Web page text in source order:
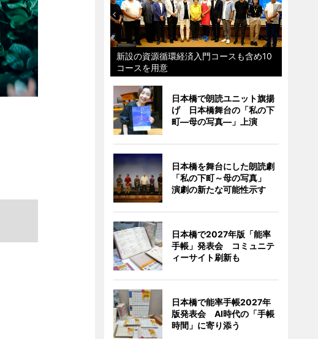
新設の資源循環経済入門コースも含め10
コースを用意
日本橋で朗読ユニット旗揚
げ 日本橋舞台の「私の下
町―母の写真―」上演
日本橋を舞台にした朗読劇
「私の下町～母の写真」
演劇の新たな可能性示す
日本橋で2027年版「能率
手帳」発表会 コミュニテ
ィーサイト刷新も
日本橋で能率手帳2027年
版発表会 AI時代の「手帳
時間」に寄り添う